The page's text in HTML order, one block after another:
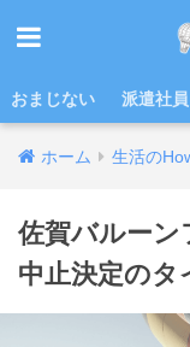
おまじない 派遣社員
ホーム 生活の
佐賀バルーン
中止決定の